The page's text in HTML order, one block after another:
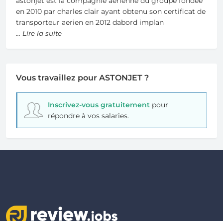
en 2010 par charles clair ayant obtenu son certificat de
transporteur aerien en 2012 dabord implan
... Lire la suite
Vous travaillez pour ASTONJET ?
Inscrivez-vous gratuitementpour
répondre à vos salaries.